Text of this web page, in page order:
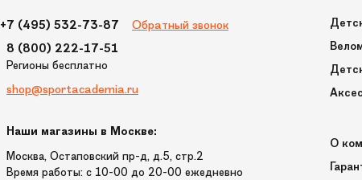
+7 (495) 532-73-87 Обратный звонок
8 (800) 222-17-51
Регионы бесплатно
shop@sportacademia.ru
Наши магазины в Москве:
Москва, Остаповский пр-д, д.5, стр.2
Время работы: c 10-00 до 20-00 ежедневно
О